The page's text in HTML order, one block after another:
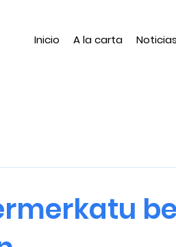
Inicio A la carta